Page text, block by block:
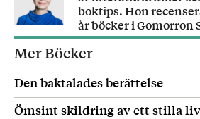
boktips. Hon
år böcker i Gomorron
Mer Böcker
Den baktalades berättelse
Ömsint skildring av ett stilla liv